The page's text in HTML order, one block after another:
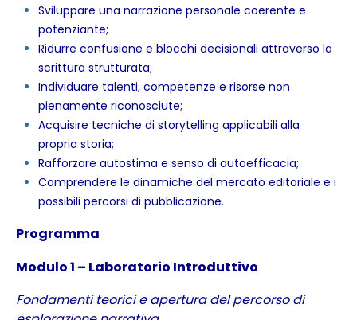
Sviluppare una narrazione personale coerente e
potenziante;
Ridurre confusione e blocchi decisionali attraverso la
scrittura strutturata;
Individuare talenti, competenze e risorse non
pienamente riconosciute;
Acquisire tecniche di storytelling applicabili alla
propria storia;
Rafforzare autostima e senso di autoefficacia;
Comprendere le dinamiche del mercato editoriale e i
possibili percorsi di pubblicazione.
Programma
Modulo 1 – Laboratorio Introduttivo
Fondamenti teorici e apertura del percorso di